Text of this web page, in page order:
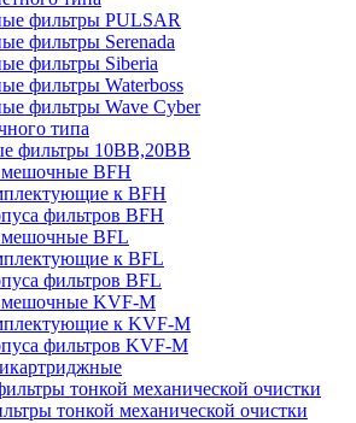
фильтры PULSAR
фильтры Serenada
фильтры Siberia
фильтры Waterboss
фильтры Wave Cyber
типа
фильтры 10ВВ,20ВВ
BFH
к BFH
фильтров BFH
BFL
к BFL
фильтров BFL
KVF-M
к KVF-M
фильтров KVF-M
тонкой механической очистки
тонкой механической очистки